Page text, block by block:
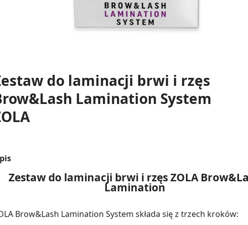
do laminacji brwi i rzęs
Lamination System
Zestaw do laminacji brwi i rzęs ZOLA
Lamination
Brow&Lash Lamination System składa się z trzech kroków: